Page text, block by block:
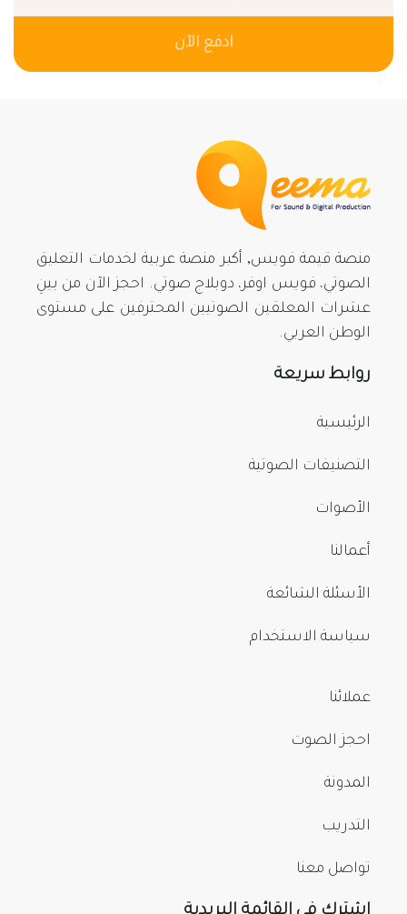
ادفع الآن
منصة قيمة فويس, أكبر منصة عربية لخدمات التعليق
الصوتي، فويس اوفر، دوبلاج صوتي. احجز الآن من بينِ
عشرات المعلقين الصوتيين المحترفين على مستوى
الوطن العربي.
روابط سريعة
الرئيسية
التصنيفات الصوتية
الأصوات
أعمالنا
الأسئلة الشائعة
سياسة الاستخدام
عملائنا
احجز الصوت
المدونة
التدريب
تواصل معنا